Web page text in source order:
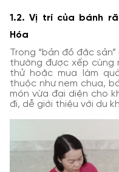
1.2. Vị trí của bánh
Hóa
Trong “bản đồ đặc
thường được xếp cùng
thử hoặc mua làm
thuộc như nem chua,
món vừa đại diện cho
đi, dễ giới thiệu với du